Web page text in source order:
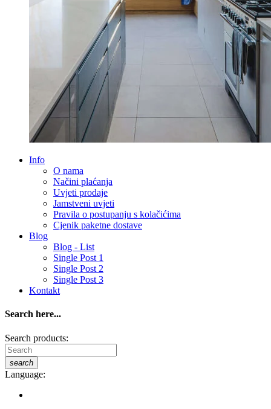
Info
O nama
Načini plaćanja
Uvjeti prodaje
Jamstveni uvjeti
Pravila o postupanju s kolačićima
Cjenik paketne dostave
Blog
Blog - List
Single Post 1
Single Post 2
Single Post 3
Kontakt
Search here...
Search products:
search
Language: